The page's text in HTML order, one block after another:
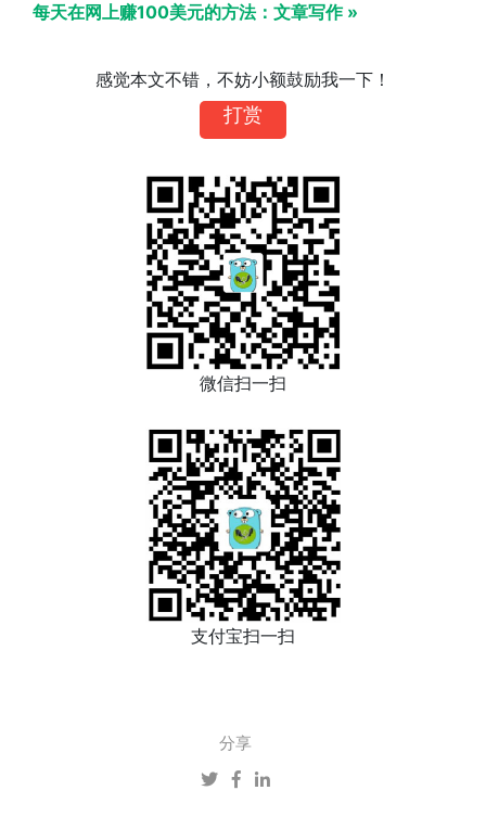
分享
每天在网上赚100美元的方法：文章写作 »
感觉本文不错，不妨小额鼓励我一下！
打赏
微信扫一扫
支付宝扫一扫